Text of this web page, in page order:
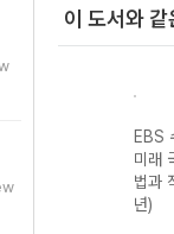
이 도서와
(2026년)
EBS
미래
법과
년)